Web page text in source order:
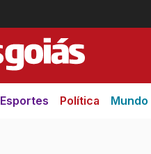
Esportes Política Mundo